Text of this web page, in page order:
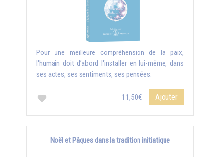
Pour une meilleure compréhension de la paix,
l'humain doit d’abord l'installer en lui-même, dans
ses actes, ses sentiments, ses pensées.
11,50€ Ajouter
Noël et Pâques dans la tradition initiatique